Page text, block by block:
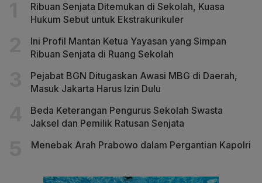
Ribuan Senjata Ditemukan di Sekolah, Kuasa
Hukum Sebut untuk Ekstrakurikuler
Ini Profil Mantan Ketua Yayasan yang Simpan
Ribuan Senjata di Ruang Sekolah
Pejabat BGN Ditugaskan Awasi MBG di Daerah,
Masuk Jakarta Harus Izin Dulu
Beda Keterangan Pengurus Sekolah Swasta
Jaksel dan Pemilik Ratusan Senjata
Menebak Arah Prabowo dalam Pergantian Kapolri